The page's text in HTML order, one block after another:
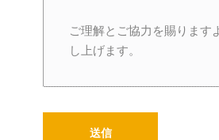
ご理解とご協力を賜ります
し上げます。